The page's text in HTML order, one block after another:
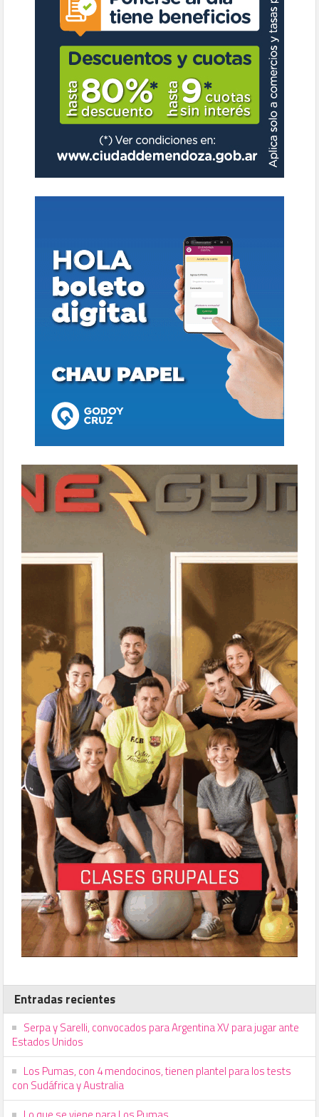
Entradas recientes
Serpa y Sarelli, convocados para Argentina XV para jugar ante
Estados Unidos
Los Pumas, con 4 mendocinos, tienen plantel para los tests
con Sudáfrica y Australia